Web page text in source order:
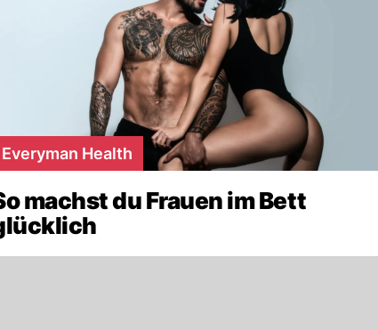
Everyman Health
machst du Frauen im Bett